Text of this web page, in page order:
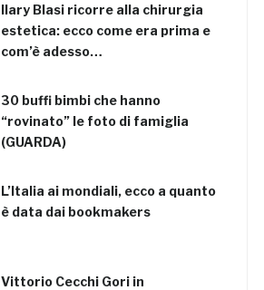
Ilary Blasi ricorre alla chirurgia
estetica: ecco come era prima e
com’è adesso…
30 buffi bimbi che hanno
“rovinato” le foto di famiglia
(GUARDA)
L’Italia ai mondiali, ecco a quanto
è data dai bookmakers
Vittorio Cecchi Gori in